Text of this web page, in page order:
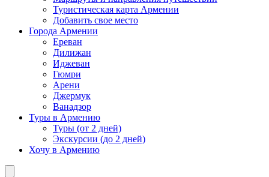
Туристическая карта Армении
Добавить свое место
Города Армении
Ереван
Дилижан
Иджеван
Гюмри
Арени
Джермук
Ванадзор
Туры в Армению
Туры (от 2 дней)
Экскурсии (до 2 дней)
Хочу в Армению